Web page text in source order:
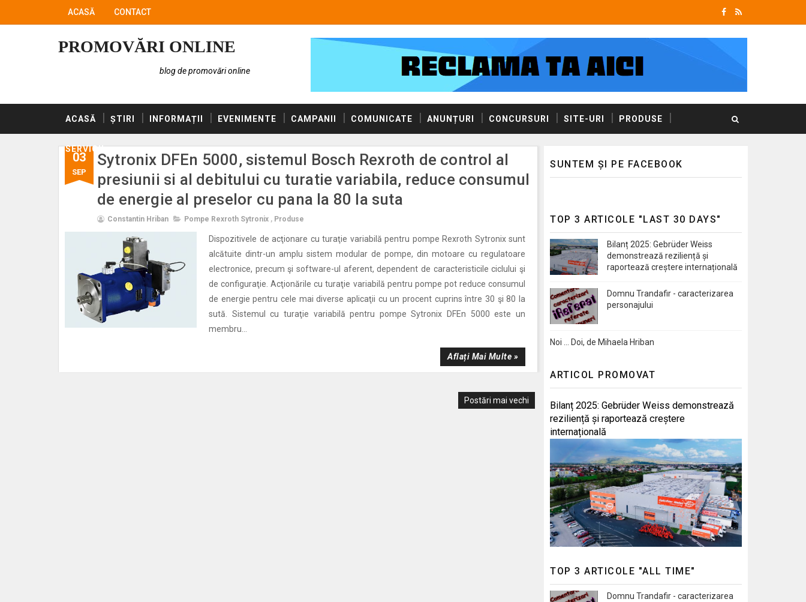
ACASĂ CONTACT
PROMOVĂRI ONLINE
blog de promovări online
ACASĂ ȘTIRI INFORMAȚII EVENIMENTE CAMPANII COMUNICATE ANUNȚURI CONCURSURI SITE-URI PRODUSE
SERVICII
03
SEP
Sytronix DFEn 5000, sistemul Bosch Rexroth de control al
presiunii si al debitului cu turatie variabila, reduce consumul
de energie al preselor cu pana la 80 la suta
Constantin Hriban Pompe Rexroth Sytronix , Produse
Dispozitivele de acţionare cu turaţie variabilă pentru pompe Rexroth Sytronix sunt
alcătuite dintr-un amplu sistem modular de pompe, din motoare cu regulatoare
electronice, precum şi software-ul aferent, dependent de caracteristicile ciclului şi
de configuraţie. Acţionările cu turaţie variabilă pentru pompe pot reduce consumul
de energie pentru cele mai diverse aplicaţii cu un procent cuprins între 30 şi 80 la
sută. Sistemul cu turaţie variabilă pentru pompe Sytronix DFEn 5000 este un
membru...
Aflați Mai Multe »
Postări mai vechi
SUNTEM ȘI PE FACEBOOK
TOP 3 ARTICOLE "LAST 30 DAYS"
Bilanț 2025: Gebrüder Weiss
demonstrează reziliență și
raportează creștere internațională
Domnu Trandafir - caracterizarea
personajului
Noi … Doi, de Mihaela Hriban
ARTICOL PROMOVAT
Bilanț 2025: Gebrüder Weiss demonstrează
reziliență și raportează creștere
internațională
TOP 3 ARTICOLE "ALL TIME"
Domnu Trandafir - caracterizarea